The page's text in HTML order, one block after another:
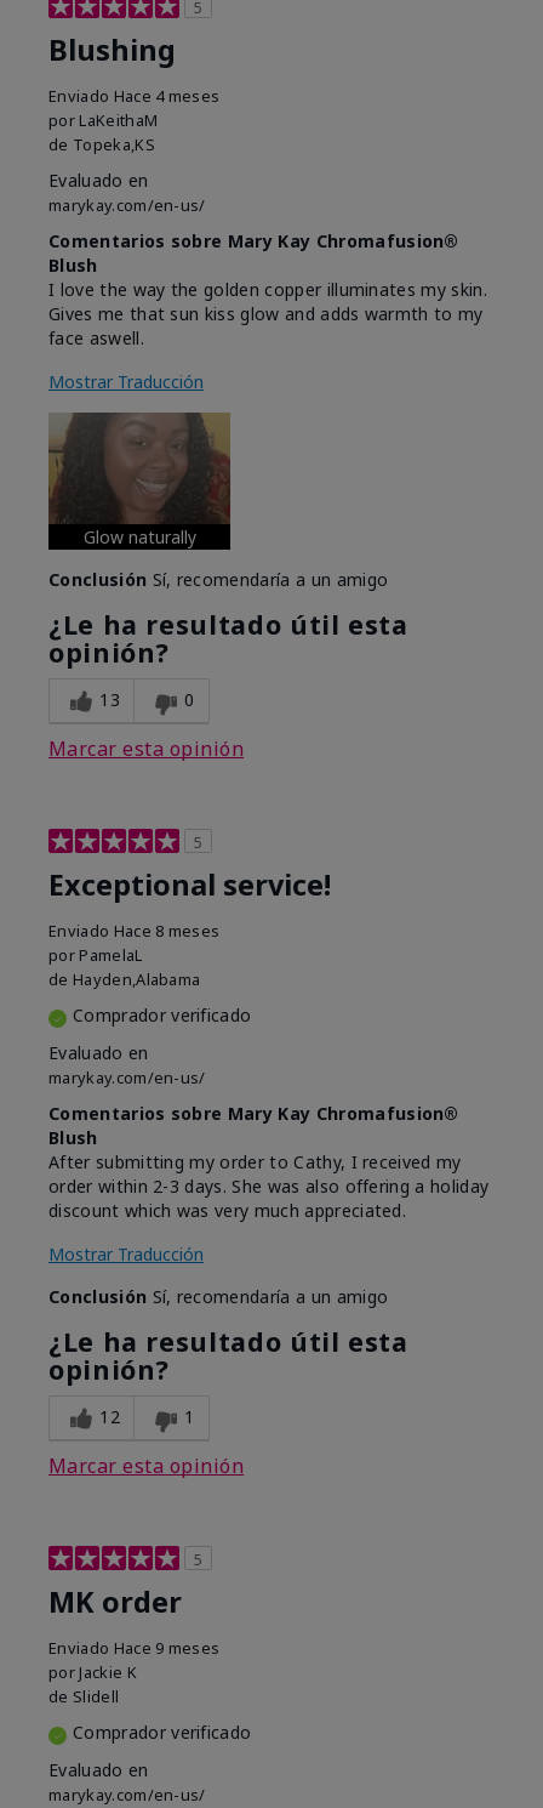
5
Blushing
Enviado Hace 4 meses
por LaKeithaM
de Topeka,KS
Evaluado en
marykay.com/en-us/
Comentarios sobre Mary Kay Chromafusion®
Blush
I love the way the golden copper illuminates my skin.
Gives me that sun kiss glow and adds warmth to my
face aswell.
Mostrar Traducción
Glow naturally
Conclusión Sí, recomendaría a un amigo
¿Le ha resultado útil esta
opinión?
13 0
Marcar esta opinión
5
Exceptional service!
Enviado Hace 8 meses
por PamelaL
de Hayden,Alabama
Comprador verificado
Evaluado en
marykay.com/en-us/
Comentarios sobre Mary Kay Chromafusion®
Blush
After submitting my order to Cathy, I received my
order within 2-3 days. She was also offering a holiday
discount which was very much appreciated.
Mostrar Traducción
Conclusión Sí, recomendaría a un amigo
¿Le ha resultado útil esta
opinión?
12 1
Marcar esta opinión
5
MK order
Enviado Hace 9 meses
por Jackie K
de Slidell
Comprador verificado
Evaluado en
marykay.com/en-us/